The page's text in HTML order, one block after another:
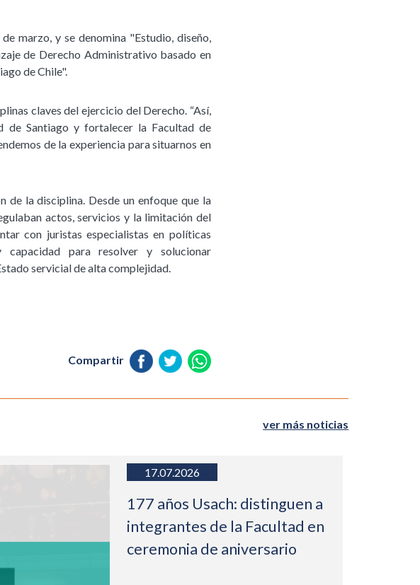
marzo, y se denomina "Estudio, diseño,
de Derecho Administrativo basado en
de Chile".
claves del ejercicio del Derecho. “Así,
de Santiago y fortalecer la Facultad de
de la experiencia para situarnos en
de la disciplina. Desde un enfoque que la
actos, servicios y la limitación del
con juristas especialistas en políticas
capacidad para resolver y solucionar
servicial de alta complejidad.
Compartir
ver más noticias
17.07.2026
177 años Usach: distinguen a
integrantes de la Facultad en
ceremonia de aniversario